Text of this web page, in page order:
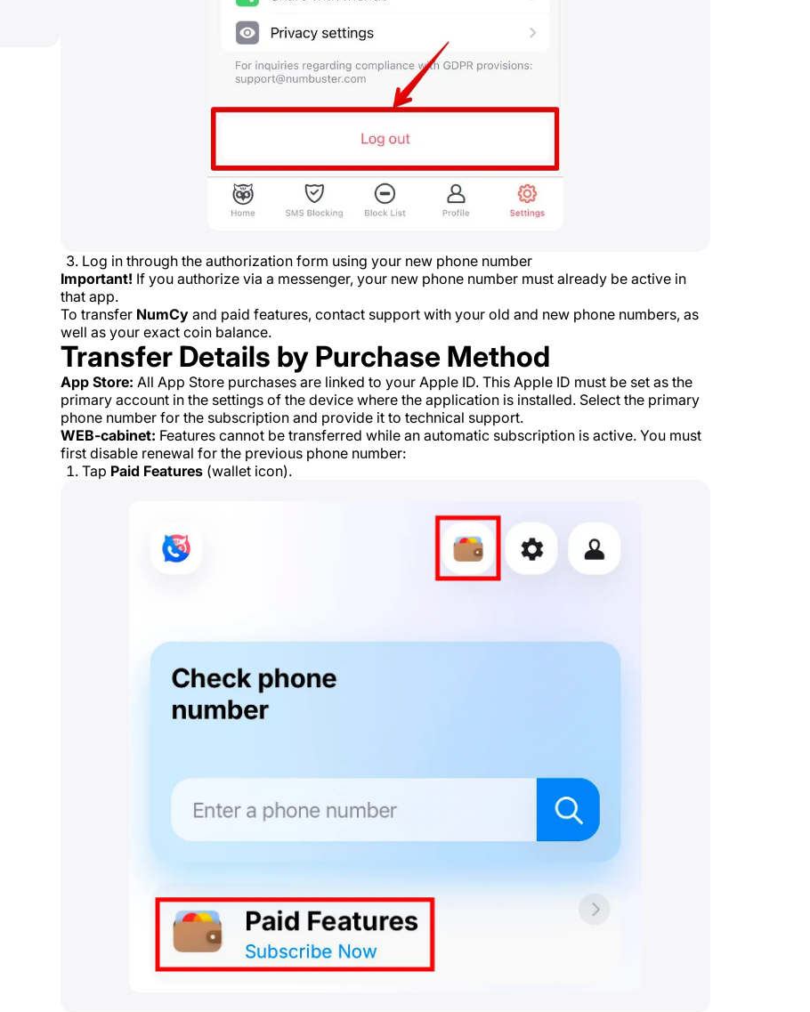
Log in through the authorization form using your new phone number
Important! If you authorize via a messenger, your new phone number must already be active in
that app.
To transfer NumCy and paid features, contact support with your old and new phone numbers, as
well as your exact coin balance.
Transfer Details by Purchase Method
App Store: All App Store purchases are linked to your Apple ID. This Apple ID must be set as the
primary account in the settings of the device where the application is installed. Select the primary
phone number for the subscription and provide it to technical support.
WEB-cabinet: Features cannot be transferred while an automatic subscription is active. You must
first disable renewal for the previous phone number:
Tap Paid Features (wallet icon).